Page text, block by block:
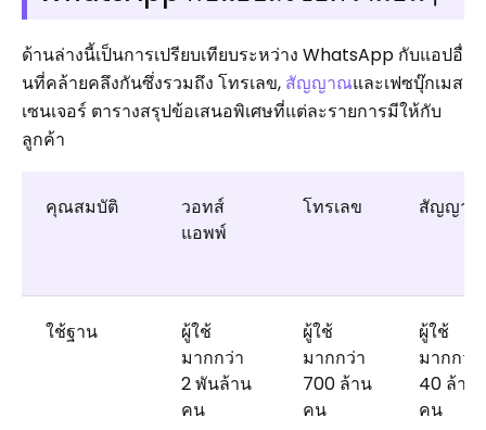
ด้านล่างนี้เป็นการเปรียบเทียบระหว่าง WhatsApp กับแอปอื่
นที่คล้ายคลึงกันซึ่งรวมถึง โทรเลข, สัญญาณและเฟซบุ๊กเมส
เซนเจอร์ ตารางสรุปข้อเสนอพิเศษที่แต่ละรายการมีให้กับ
ลูกค้า
คุณสมบัติ
วอทส์
แอพพ์
โทรเลข สัญญาณ
ใช้ฐาน
ผู้ใช้
มากกว่า
2 พันล้าน
คน
ผู้ใช้
มากกว่า
700 ล้าน
คน
ผู้ใช้
มากกว่า
40 ล้าน
คน